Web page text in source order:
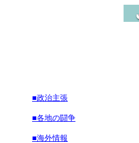
■政治主張
■各地の闘争
■海外情報